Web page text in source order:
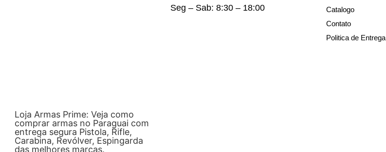
Loja Armas Prime: Veja como
comprar armas no Paraguai com
entrega segura Pistola, Rifle,
Carabina, Revólver, Espingarda
das melhores marcas.
Seg – Sab: 8:30 – 18:00
Catalogo
Contato
Politica de Entrega